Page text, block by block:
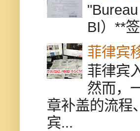
BI）**
菲律宾
菲律宾
然而，
章补盖的流程
宾...